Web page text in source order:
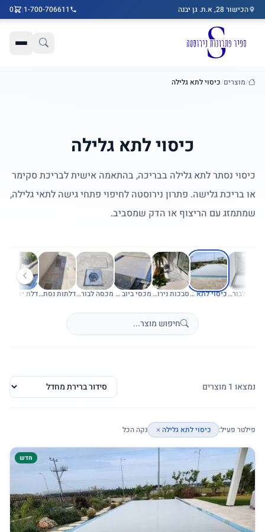
דלג לתוכן הראשי
הכישור 28, א.ת. גן יבנה 1-700-706611
|
0
בית
/מוצרים/כיסוי לתא גלילה
כיסוי לתא גלילה
כיסוי נסתר לתא גלילה בבריכה, בהתאמה אישית לבריכת סקימר
או בריכת גלישה. פתרון נירוסטה לחיפוי פתחי גישה לתאי גלילה,
שמתמזג עם הריצוף או הדק שמסביב.
מכסה לבור איזון כיסוי לתא גלילה סבכות נירוסטה לחצר אנגלית מכסי ביוב ושוחות ביוב מכסה לבור חלחול דלתות נסתרות
נמצאו 1 מוצרים
פילטר פעיל: כיסוי לתא גלילה נקה הכל
חדש